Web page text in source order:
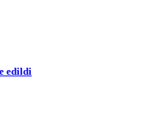
edildi